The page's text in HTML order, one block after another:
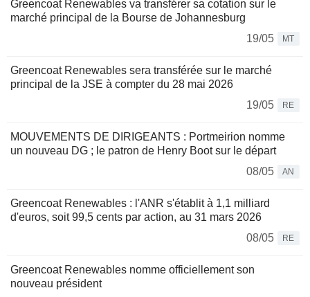
Greencoat Renewables va transférer sa cotation sur le
marché principal de la Bourse de Johannesburg
19/05
MT
Greencoat Renewables sera transférée sur le marché
principal de la JSE à compter du 28 mai 2026
19/05
RE
MOUVEMENTS DE DIRIGEANTS : Portmeirion nomme
un nouveau DG ; le patron de Henry Boot sur le départ
08/05
AN
Greencoat Renewables : l'ANR s'établit à 1,1 milliard
d'euros, soit 99,5 cents par action, au 31 mars 2026
08/05
RE
Greencoat Renewables nomme officiellement son
nouveau président